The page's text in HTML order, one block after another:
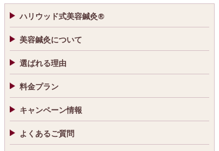
ハリウッド式美容鍼灸®
美容鍼灸について
選ばれる理由
料金プラン
キャンペーン情報
よくあるご質問